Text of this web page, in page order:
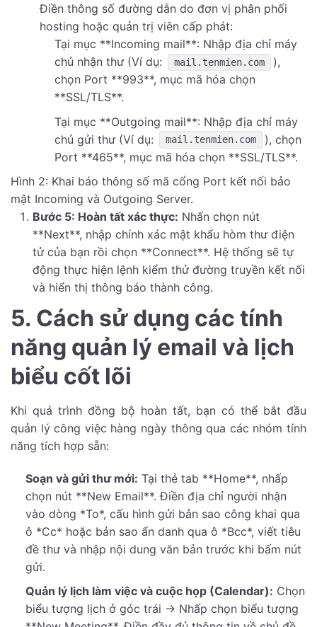
Điền thông số đường dẫn do đơn vị phân phối
hosting hoặc quản trị viên cấp phát:
Tại mục **Incoming mail**: Nhập địa chỉ máy
chủ nhận thư (Ví dụ:
mail.tenmien.com
),
chọn Port **993**, mục mã hóa chọn
**SSL/TLS**.
Tại mục **Outgoing mail**: Nhập địa chỉ máy
chủ gửi thư (Ví dụ:
mail.tenmien.com
), chọn
Port **465**, mục mã hóa chọn **SSL/TLS**.
Hình 2: Khai báo thông số mã cổng Port kết nối bảo
mật Incoming và Outgoing Server.
Bước 5: Hoàn tất xác thực: Nhấn chọn nút
**Next**, nhập chính xác mật khẩu hòm thư điện
tử của bạn rồi chọn **Connect**. Hệ thống sẽ tự
động thực hiện lệnh kiểm thử đường truyền kết nối
và hiển thị thông báo thành công.
5. Cách sử dụng các tính
năng quản lý email và lịch
biểu cốt lõi
Khi quá trình đồng bộ hoàn tất, bạn có thể bắt đầu
quản lý công việc hàng ngày thông qua các nhóm tính
năng tích hợp sẵn:
Soạn và gửi thư mới: Tại thẻ tab **Home**, nhấp
chọn nút **New Email**. Điền địa chỉ người nhận
vào dòng *To*, cấu hình gửi bản sao công khai qua
ô *Cc* hoặc bản sao ẩn danh qua ô *Bcc*, viết tiêu
đề thư và nhập nội dung văn bản trước khi bấm nút
gửi.
Quản lý lịch làm việc và cuộc họp (Calendar): Chọn
biểu tượng lịch ở góc trái -> Nhấp chọn biểu tượng